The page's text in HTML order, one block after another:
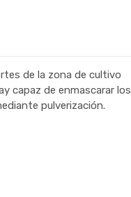
de la zona de cultivo
capaz de enmascarar los
pulverización.